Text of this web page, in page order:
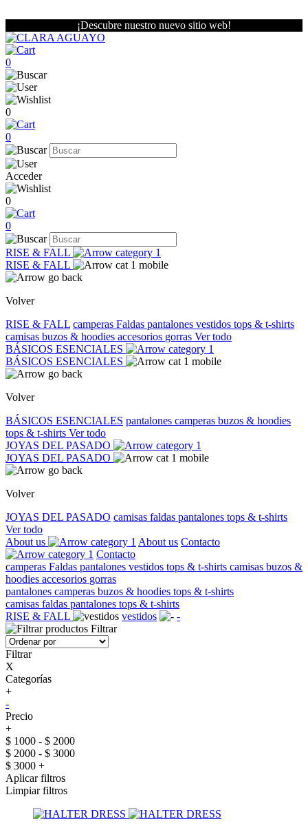
¡Descubre nuestro nuevo sitio web!
0
0
0
Acceder
0
0
RISE & FALL
RISE & FALL
Volver
RISE & FALL camperas Faldas pantalones vestidos tops & t-shirts
camisas buzos & hoodies accesorios gorras Ver todo
BÁSICOS ESENCIALES
BÁSICOS ESENCIALES
Volver
BÁSICOS ESENCIALES pantalones camperas buzos & hoodies
tops & t-shirts Ver todo
JOYAS DEL PASADO
JOYAS DEL PASADO
Volver
JOYAS DEL PASADO camisas faldas pantalones tops & t-shirts
Ver todo
About us
About us Contacto
Contacto
camperas Faldas pantalones vestidos tops & t-shirts camisas buzos &
hoodies accesorios gorras
pantalones camperas buzos & hoodies tops & t-shirts
camisas faldas pantalones tops & t-shirts
RISE & FALL
vestidos
-
Filtrar
Filtrar
X
Categorías
+
-
Precio
+
$ 1000 - $ 2000
$ 2000 - $ 3000
$ 3000 +
Aplicar filtros
Limpiar filtros